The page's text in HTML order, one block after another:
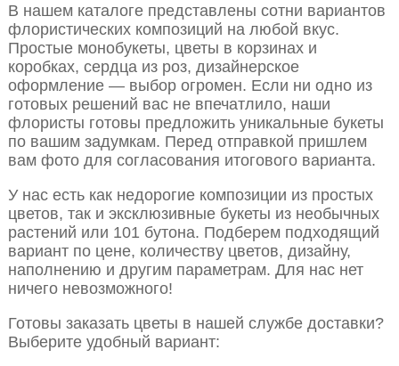
В нашем каталоге представлены сотни вариантов
флористических композиций на любой вкус.
Простые монобукеты, цветы в корзинах и
коробках, сердца из роз, дизайнерское
оформление — выбор огромен. Если ни одно из
готовых решений вас не впечатлило, наши
флористы готовы предложить уникальные букеты
по вашим задумкам. Перед отправкой пришлем
вам фото для согласования итогового варианта.
У нас есть как недорогие композиции из простых
цветов, так и эксклюзивные букеты из необычных
растений или 101 бутона. Подберем подходящий
вариант по цене, количеству цветов, дизайну,
наполнению и другим параметрам. Для нас нет
ничего невозможного!
Готовы заказать цветы в нашей службе доставки?
Выберите удобный вариант: